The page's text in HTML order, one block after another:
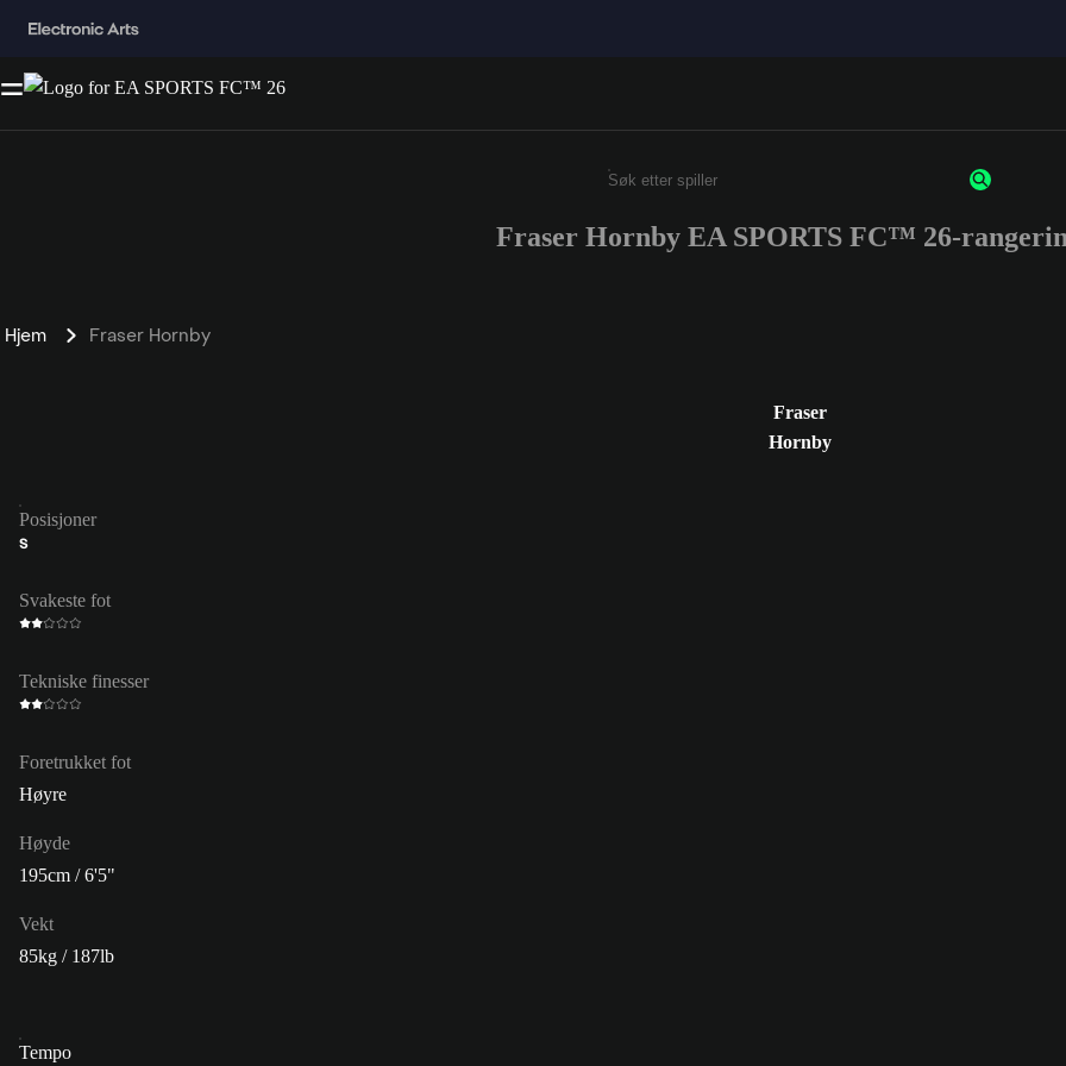
Enter a minimum of 3 characters or numbers
Fraser Hornby EA SPORTS FC™ 26-
Hjem Fraser Hornby
Fraser
Hornby
Posisjoner
S
Svakeste fot
Tekniske finesser
Foretrukket fot
Høyre
Høyde
195cm / 6'5"
Vekt
85kg / 187lb
Tempo